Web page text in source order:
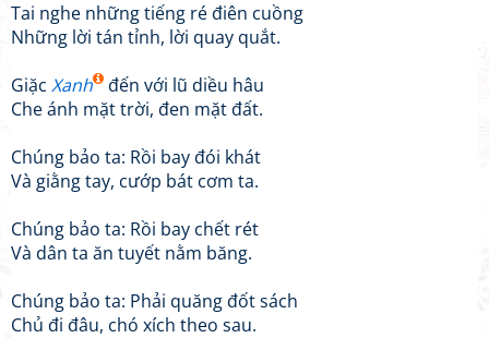
Tai nghe những tiếng ré điên cuồng
Những lời tán tỉnh, lời quay quắt.
Giặc Xanh
đến với lũ diều hâu
Che ánh mặt trời, đen mặt đất.
Chúng bảo ta: Rồi bay đói khát
Và giằng tay, cướp bát cơm ta.
Chúng bảo ta: Rồi bay chết rét
Và dân ta ăn tuyết nằm băng.
Chúng bảo ta: Phải quăng đốt sách
Chủ đi đâu, chó xích theo sau.